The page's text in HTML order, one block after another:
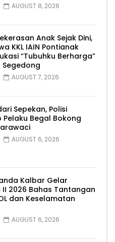
AUGUST 8, 2026
Anak Sejak Dini,
KKL IAIN Pontianak
“Tubuhku Berharga”
Segedong
AUGUST 7, 2026
Sepekan, Polisi
Pelaku Begal Bokong
AUGUST 6, 2026
Kalbar Gelar
II 2026 Bahas Tantangan
dan Keselamatan
AUGUST 6, 2026